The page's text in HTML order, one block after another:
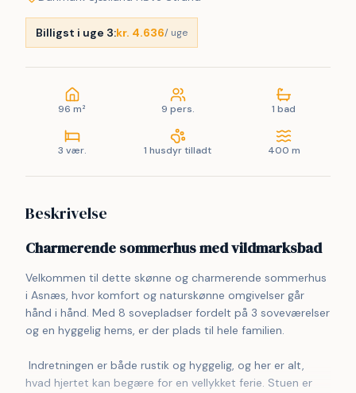
Billigst i uge 3:kr. 4.636/ uge
96 m² 9 pers. 1 bad
3 vær. 1 husdyr tilladt 400 m
Beskrivelse
Charmerende sommerhus med vildmarksbad
Velkommen til dette skønne og charmerende sommerhus
i Asnæs, hvor komfort og naturskønne omgivelser går
hånd i hånd. Med 8 sovepladser fordelt på 3 soveværelser
og en hyggelig hems, er der plads til hele familien.
hvad hjertet kan begære for en vellykket ferie. Stuen er